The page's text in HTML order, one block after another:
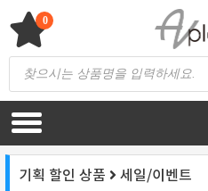
content
AV 플라자
하이파이 / 홈씨어터 전문 쇼핑몰
Products
search
0
기획 할인 상품 세일/이벤트